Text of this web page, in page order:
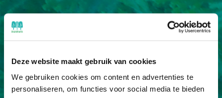
Deze website maakt gebruik van cookies
We gebruiken cookies om content en advertenties te
personaliseren, om functies voor social media te bieden
1.